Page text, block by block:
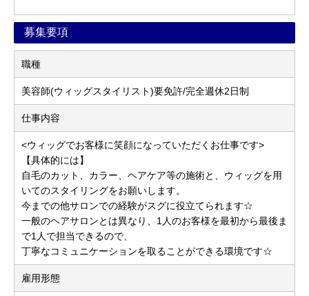
募集要項
職種
美容師(ウィッグスタイリスト)要免許/完全週休2日制
仕事内容
<ウィッグでお客様に笑顔になっていただくお仕事です>
【具体的には】
自毛のカット、カラー、ヘアケア等の施術と、ウィッグを用
いてのスタイリングをお願いします。
今までの他サロンでの経験がスグに役立てられます☆
一般のヘアサロンとは異なり、1人のお客様を最初から最後ま
で1人で担当できるので、
丁寧なコミュニケーションを取ることができる環境です☆
雇用形態